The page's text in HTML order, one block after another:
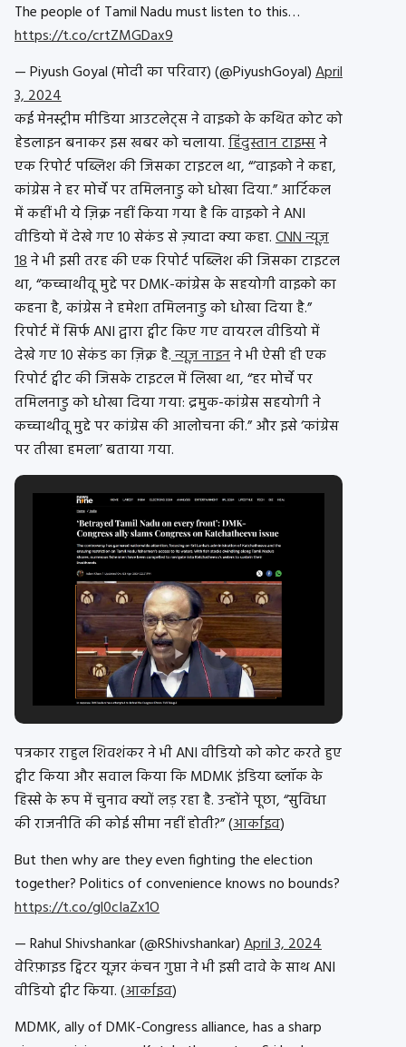
The people of Tamil Nadu must listen to this…
https://t.co/crtZMGDax9
— Piyush Goyal (मोदी का परिवार) (@PiyushGoyal)April
3, 2024
कई मेनस्ट्रीम मीडिया आउटलेट्स ने वाइको के कथित कोट को
हेडलाइन बनाकर इस खबर को चलाया.हिंदुस्तान टाइम्सने
एक रिपोर्ट पब्लिश की जिसका टाइटल था, “‘वाइको ने कहा,
कांग्रेस ने हर मोर्चे पर तमिलनाडु को धोखा दिया.” आर्टिकल
में कहीं भी ये ज़िक्र नहीं किया गया है कि वाइको ने ANI
वीडियो में देखे गए 10 सेकंड से ज़्यादा क्या कहा.CNN न्यूज़
18ने भी इसी तरह की एक रिपोर्ट पब्लिश की जिसका टाइटल
था, “कच्चाथीवू मुद्दे पर DMK-कांग्रेस के सहयोगी वाइको का
कहना है, कांग्रेस ने हमेशा तमिलनाडु को धोखा दिया है.”
रिपोर्ट में सिर्फ ANI द्वारा ट्वीट किए गए वायरल वीडियो में
देखे गए 10 सेकंड का ज़िक्र है.न्यूज़ नाइनने भी ऐसी ही एक
रिपोर्ट ट्वीट की जिसके टाइटल में लिखा था, “हर मोर्चे पर
तमिलनाडु को धोखा दिया गया: द्रमुक-कांग्रेस सहयोगी ने
कच्चाथीवू मुद्दे पर कांग्रेस की आलोचना की.” और इसे ‘कांग्रेस
पर तीखा हमला’ बताया गया.
पत्रकार राहुल शिवशंकर ने भी ANI वीडियो को कोट करते हुए
ट्वीट किया और सवाल किया कि MDMK इंडिया ब्लॉक के
हिस्से के रूप में चुनाव क्यों लड़ रहा है. उन्होंने पूछा, “सुविधा
की राजनीति की कोई सीमा नहीं होती?” (आर्काइव)
But then why are they even fighting the election
together? Politics of convenience knows no bounds?
https://t.co/gl0cIaZx1O
— Rahul Shivshankar (@RShivshankar)April 3, 2024
वेरिफ़ाइड ट्विटर यूज़र कंचन गुप्ता ने भी इसी दावे के साथ ANI
वीडियो ट्वीट किया. (आर्काइव)
MDMK, ally of DMK-Congress alliance, has a sharp